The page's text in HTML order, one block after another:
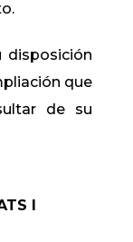
disposición
que
de su
I